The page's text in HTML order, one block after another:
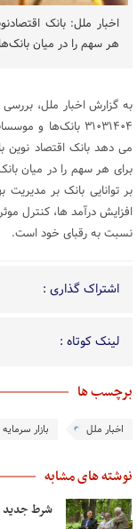
اخبار ملل: بانک
هر سهم را در میان
به گزارش اخبار ملل،
۳۱۰۳۱۴۰۴
برای هر سهم را در میان
بر توانایی بانک بر مدیریت
افزایش درآمد ها، کنترل
نسبت به رقبای خود است.
اشتراک گذاری :
لینک کوتاه :
برچسب ها
اخبار ملل بازار سرمایه
نوشته های مشابه
شرط جدید